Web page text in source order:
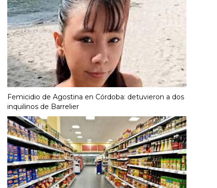
Femicidio de Agostina en Córdoba: detuvieron a dos
inquilinos de Barrelier